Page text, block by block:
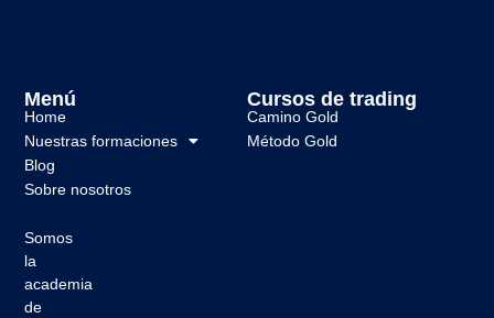
Somos
la
academia
de
Cursos de trading
Camino Gold
Método Gold
Menú
Home
Nuestras formaciones
Blog
Sobre nosotros